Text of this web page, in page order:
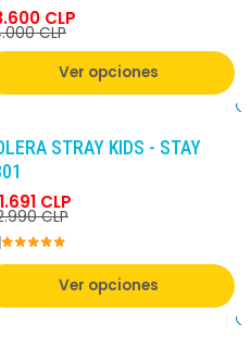
CLP
CLP
Ver opciones
STRAY KIDS - STAY
CLP
CLP
Ver opciones